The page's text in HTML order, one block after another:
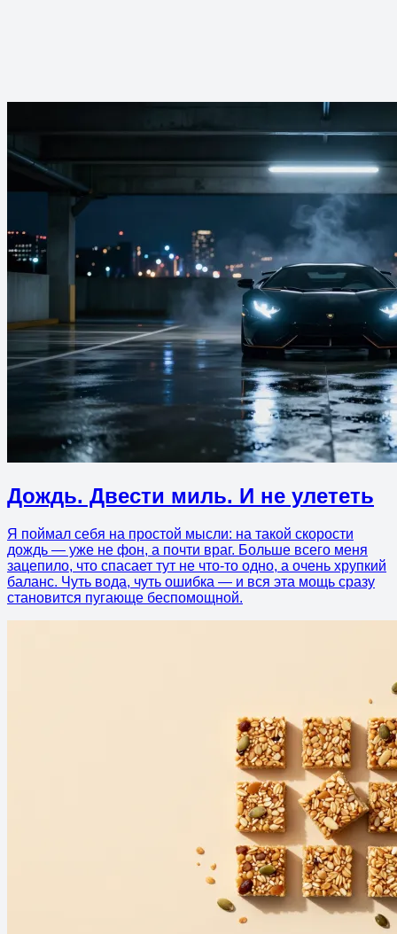
Дождь. Двести миль. И не улететь
Я поймал себя на простой мысли: на такой скорости
дождь — уже не фон, а почти враг. Больше всего меня
зацепило, что спасает тут не что-то одно, а очень хрупкий
баланс. Чуть вода, чуть ошибка — и вся эта мощь сразу
становится пугающе беспомощной.